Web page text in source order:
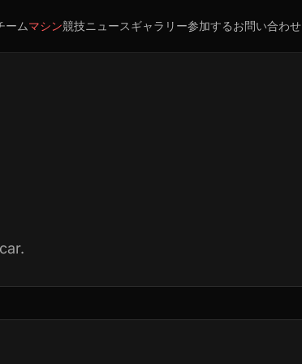
ームマシン競技ニュースギャラリー参加するお問い合わせ